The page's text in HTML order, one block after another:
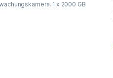
1 x 2000 GB